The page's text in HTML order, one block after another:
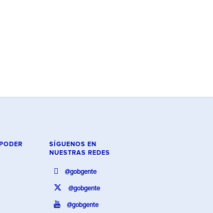
SÍGUENOS EN
NUESTRAS REDES
@gobgente
@gobgente
@gobgente